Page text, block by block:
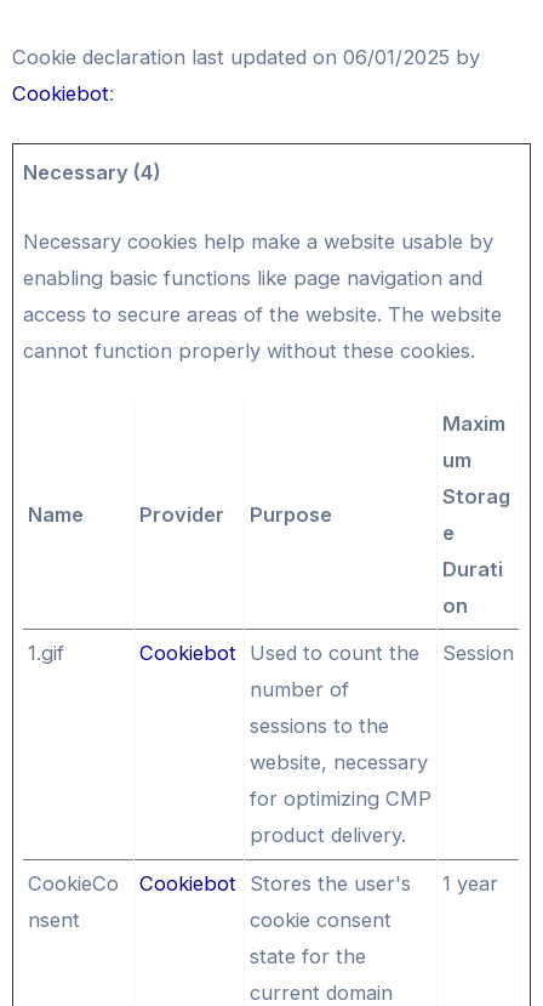
Cookie declaration last updated on 06/01/2025 by
Cookiebot:
Necessary (4)
Necessary cookies help make a website usable by
enabling basic functions like page navigation and
access to secure areas of the website. The website
cannot function properly without these cookies.
Name Provider Purpose
Maxim
um
Storag
e
Durati
on
1.gif
Cookiebot
Used to count the
number of
sessions to the
website, necessary
for optimizing CMP
product delivery.
Session
CookieCo
nsent
Cookiebot
Stores the user's
cookie consent
state for the
current domain
1 year